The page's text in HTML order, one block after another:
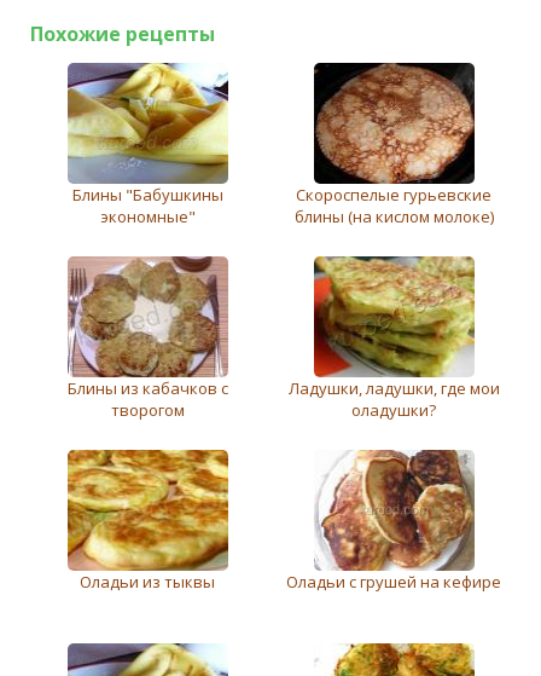
Похожие рецепты
Блины "Бабушкины
экономные"
Скороспелые гурьевские
блины (на кислом молоке)
Блины из кабачков с
творогом
Ладушки, ладушки, где мои
оладушки?
Оладьи из тыквы Оладьи с грушей на кефире